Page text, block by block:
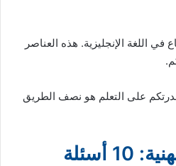
في اللغة الإنجليزية. هذه العناصر
على التعلم هو نصف الطريق
تحدي الكفاءة المهنية: 10 أسئلة